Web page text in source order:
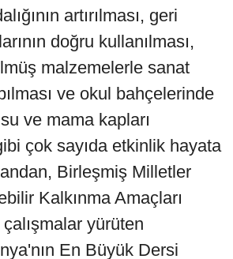
artırılması, geri
doğru kullanılması,
malzemelerle sanat
ve okul bahçelerinde
ve mama kapları
çok sayıda etkinlik hayata
Birleşmiş Milletler
Kalkınma Amaçları
yürüten
En Büyük Dersi